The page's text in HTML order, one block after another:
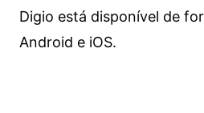
Digio está disponível de
Android e iOS.